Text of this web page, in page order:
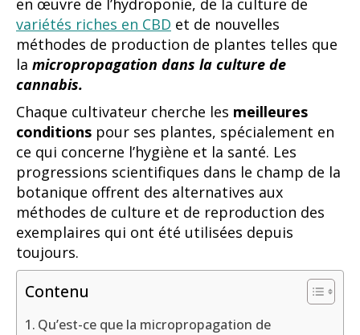
en œuvre de l’hydroponie, de la culture de
variétés riches en CBD et de nouvelles
méthodes de production de plantes telles que
la micropropagation dans la culture de
cannabis.
Chaque cultivateur cherche les meilleures
conditions pour ses plantes, spécialement en
ce qui concerne l’hygiène et la santé. Les
progressions scientifiques dans le champ de la
botanique offrent des alternatives aux
méthodes de culture et de reproduction des
exemplaires qui ont été utilisées depuis
toujours.
Contenu
Qu’est-ce que la micropropagation de